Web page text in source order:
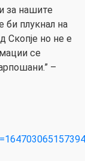
за нашите
би плукнал на
Скопје но не е
се
–